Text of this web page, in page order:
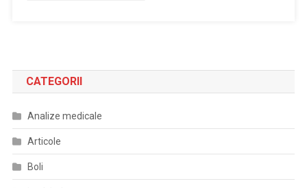
CATEGORII
Analize medicale
Articole
Boli